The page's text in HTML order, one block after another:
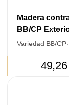
Madera
BB/CP
Variedad BB/CP·
49,26